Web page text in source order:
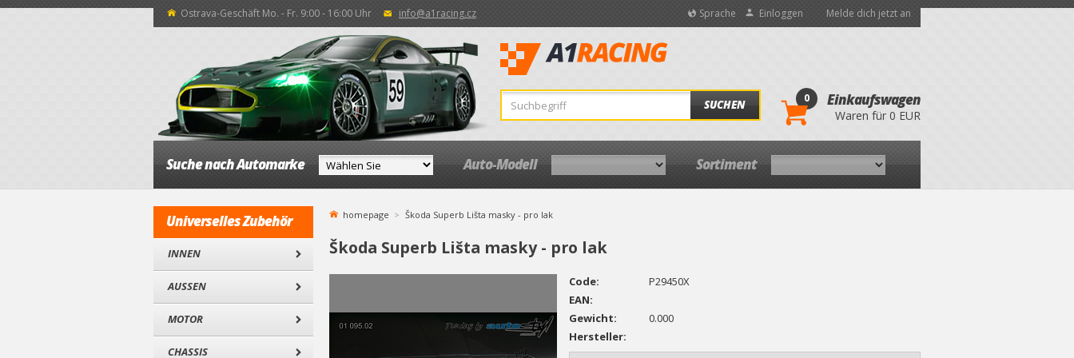
Ostrava-Geschäft Mo. - Fr. 9:00 - 16:00 Uhr info@a1racing.cz Sprache Einloggen Melde dich jetzt an
SUCHEN 0 Einkaufswagen
Waren für 0 EUR
Suche nach Automarke Auto-Modell Sortiment
Universelles Zubehör
INNEN
AUSSEN
MOTOR
CHASSIS
homepage Škoda Superb Lišta masky - pro lak
Škoda Superb Lišta masky - pro lak
Code:
P29450X
EAN:
Gewicht:
0.000
Hersteller: